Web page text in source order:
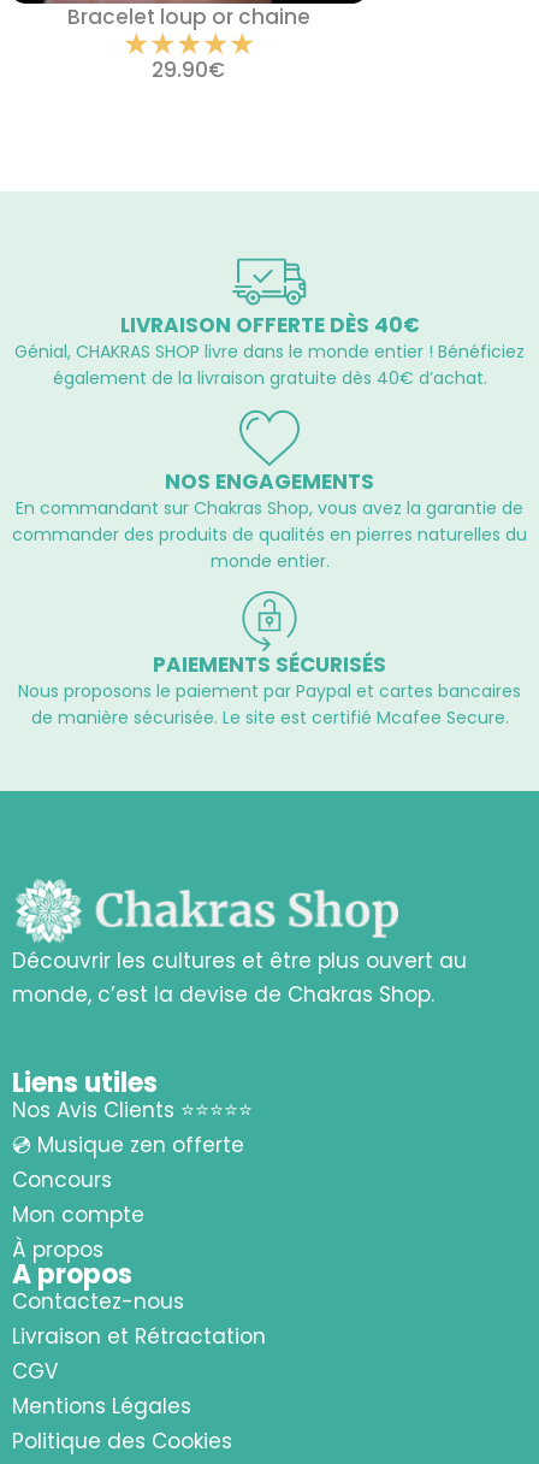
Bracelet loup or chaine
★★★★★
29.90€
LIVRAISON OFFERTE DÈS 40€
Génial, CHAKRAS SHOP livre dans le monde entier ! Bénéficiez
également de la livraison gratuite dès 40€ d’achat.
NOS ENGAGEMENTS
En commandant sur Chakras Shop, vous avez la garantie de
commander des produits de qualités en pierres naturelles du
monde entier.
PAIEMENTS SÉCURISÉS
Nous proposons le paiement par Paypal et cartes bancaires
de manière sécurisée. Le site est certifié Mcafee Secure.
Découvrir les cultures et être plus ouvert au
monde, c’est la devise de Chakras Shop.
Liens utiles
Nos Avis Clients ⭐⭐⭐⭐⭐
💿 Musique zen offerte
Concours
Mon compte
À propos
A propos
Contactez-nous
Livraison et Rétractation
CGV
Mentions Légales
Politique des Cookies